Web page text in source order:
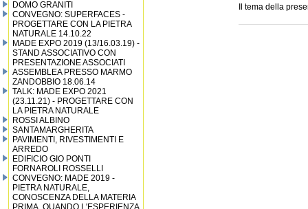
DOMO GRANITI
CONVEGNO: SUPERFACES -
PROGETTARE CON LA PIETRA
NATURALE 14.10.22
MADE EXPO 2019 (13/16.03.19) -
STAND ASSOCIATIVO CON
PRESENTAZIONE ASSOCIATI
ASSEMBLEA PRESSO MARMO
ZANDOBBIO 18.06.14
TALK: MADE EXPO 2021
(23.11.21) - PROGETTARE CON
LA PIETRA NATURALE
ROSSI ALBINO
SANTAMARGHERITA
PAVIMENTI, RIVESTIMENTI E
ARREDO
EDIFICIO GIO PONTI
FORNAROLI ROSSELLI
CONVEGNO: MADE 2019 -
PIETRA NATURALE,
CONOSCENZA DELLA MATERIA
PRIMA, QUANDO L'ESPERIENZA
Il tema della